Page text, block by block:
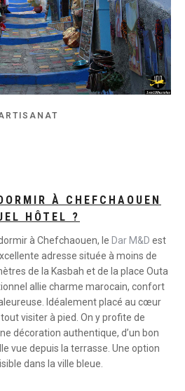
À CHEFCHAOUEN
HÔTEL ?
à Chefchaouen, le Dar M&D est
adresse située à moins de
de la Kasbah et de la place Outa
allie charme marocain, confort
Idéalement placé au cœur
visiter à pied. On y profite de
décoration authentique, d’un bon
vue depuis la terrasse. Une option
dans la ville bleue.